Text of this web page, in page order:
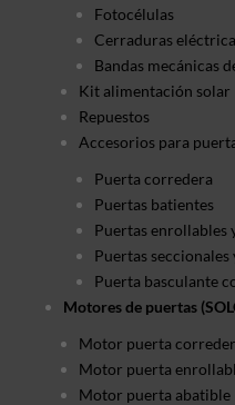
Fotocélulas
Cerraduras
Bandas mecánicas
Kit alimentación solar
Repuestos
Accesorios para
Puerta corredera
Puertas batientes
Puertas enrollables
Puertas
Puerta basculante
Motores de puertas
Motor puerta
Motor puerta
Motor puerta abatible